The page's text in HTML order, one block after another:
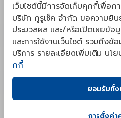
x
“กูรูเช็คสร้างชุมชนสำหรับเจ้าข
OEM จากความต้องการจริงข
เเคร์ และผู้บริโภค ด้วยประสบ
เราจึงตั้งใจเป็นที่ปรึกษา พัฒน
เเบรนด์ เเละเป็นแพลตฟอร์มที่
เก่งในเเต่ละด้านไว้ ให้ตอบโจท
เเคร์ ที่ออกฤทธิ์ได้จริงตามงา
ของเรา เพื่อยกระดับวงการอา
ไทยให้เเข่งขันได้ในระดับสากล“
เว็บไซต์นี้มีการจัดเก็บคุกกี้เพื่อก
บริษัท กูรูเช็ค จำกัด ขอความยิน
ประมวลผล และ/หรือเปิดเผยข้อ
และการใช้งานเว็บไซต์ รวมถึงข้
บริการ รายละเอียดเพิ่มเติม นโ
กกี้
ยอมรับทั้ง
การตั้งค่า